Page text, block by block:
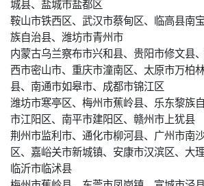
城县、盐城市盐都区
鞍山市铁西区、武汉市蔡甸区、临高县南
族自治县、潍坊市青州市
内蒙古乌兰察布市兴和县、贵阳市修文县
西市密山市、重庆市潼南区、太原市万柏
县、南通市如皋市、成都市锦江区
潍坊市寒亭区、梅州市蕉岭县、乐东黎族
市江阳区、南平市建阳区、赣州市上犹县
荆州市监利市、通化市柳河县、广州市南
区、嘉峪关市新城镇、安康市汉滨区、大
临沂市临沭县